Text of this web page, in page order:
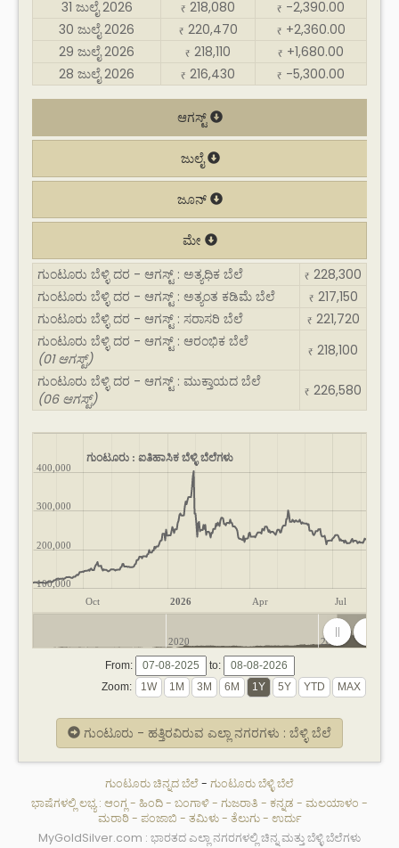
31 ಜುಲೈ 2026
₹ 218,080 ₹ -2,390.00
30 ಜುಲೈ 2026
₹ 220,470 ₹ +2,360.00
29 ಜುಲೈ 2026
₹ 218,110 ₹ +1,680.00
28 ಜುಲೈ 2026
₹ 216,430 ₹ -5,300.00
ಆಗಸ್ಟ್
ಜುಲೈ
ಜೂನ್
ಮೇ
ಗುಂಟೂರು ಬೆಳ್ಳಿ ದರ - ಆಗಸ್ಟ್ : ಅತ್ಯಧಿಕ ಬೆಲೆ
₹ 228,300
ಗುಂಟೂರು ಬೆಳ್ಳಿ ದರ - ಆಗಸ್ಟ್ : ಅತ್ಯಂತ ಕಡಿಮೆ ಬೆಲೆ
₹ 217,150
ಗುಂಟೂರು ಬೆಳ್ಳಿ ದರ - ಆಗಸ್ಟ್ : ಸರಾಸರಿ ಬೆಲೆ
₹ 221,720
ಗುಂಟೂರು ಬೆಳ್ಳಿ ದರ - ಆಗಸ್ಟ್ : ಆರಂಭಿಕ ಬೆಲೆ
(01 ಆಗಸ್ಟ್)
₹ 218,100
ಗುಂಟೂರು ಬೆಳ್ಳಿ ದರ - ಆಗಸ್ಟ್ : ಮುಕ್ತಾಯದ ಬೆಲೆ
(06 ಆಗಸ್ಟ್)
₹ 226,580
ಗುಂಟೂರು : ಐತಿಹಾಸಿಕ ಬೆಳ್ಳಿ ಬೆಲೆಗಳು
Oct 2026 Apr Jul
100,000
200,000
300,000
400,000
2020 2025
From:
to:
Zoom:
ಗುಂಟೂರು - ಹತ್ತಿರವಿರುವ ಎಲ್ಲಾ ನಗರಗಳು : ಬೆಳ್ಳಿ ಬೆಲೆ
ಗುಂಟೂರು ಚಿನ್ನದ ಬೆಲೆ- ಗುಂಟೂರು ಬೆಳ್ಳಿ ಬೆಲೆ
ಭಾಷೆಗಳಲ್ಲಿ ಲಭ್ಯ : ಆಂಗ್ಲ - ಹಿಂದಿ- ಬಂಗಾಳಿ- ಗುಜರಾತಿ - ಕನ್ನಡ - ಮಲಯಾಳಂ -
ಮರಾಠಿ- ಪಂಜಾಬಿ - ತಮಿಳು- ತೆಲುಗು- ಉರ್ದು
MyGoldSilver.com : ಭಾರತದ ಎಲ್ಲಾ ನಗರಗಳಲ್ಲಿ ಚಿನ್ನ ಮತ್ತು ಬೆಳ್ಳಿ ಬೆಲೆಗಳು